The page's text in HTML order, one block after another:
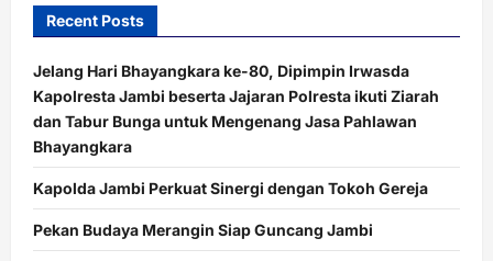
Ziarah
dan
Bunga
untuk
Mengenang
Jasa
Pahlawan
Bhayangkara
Recent Posts
Jelang Hari Bhayangkara ke-80, Dipimpin Irwasda
Kapolresta Jambi beserta Jajaran Polresta ikuti Ziarah
dan Tabur Bunga untuk Mengenang Jasa Pahlawan
Bhayangkara
Kapolda Jambi Perkuat Sinergi dengan Tokoh Gereja
Pekan Budaya Merangin Siap Guncang Jambi